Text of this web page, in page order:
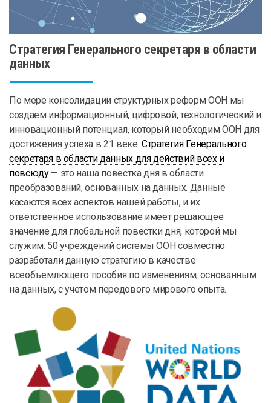
Стратегия Генерального секретаря в области
данных
По мере консолидации структурных реформ ООН мы
создаем информационный, цифровой, технологический и
инновационный потенциал, который необходим ООН для
достижения успеха в 21 веке. Стратегия Генерального
секретаря в области данных для действий всех и
повсюду— это наша повестка дня в области
преобразований, основанных на данных. Данные
касаются всех аспектов нашей работы, и их
ответственное использование имеет решающее
значение для глобальной повестки дня, которой мы
служим. 50 учреждений системы ООН совместно
разработали данную стратегию в качестве
всеобъемлющего пособия по изменениям, основанным
на данных, с учетом передового мирового опыта.